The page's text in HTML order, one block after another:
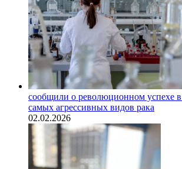
сообщили о революционном успехе
самых агрессивных видов рака
02.02.2026